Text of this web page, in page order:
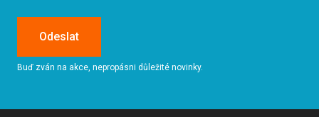
Odeslat
Buď zván na akce, nepropásni důležité novinky.